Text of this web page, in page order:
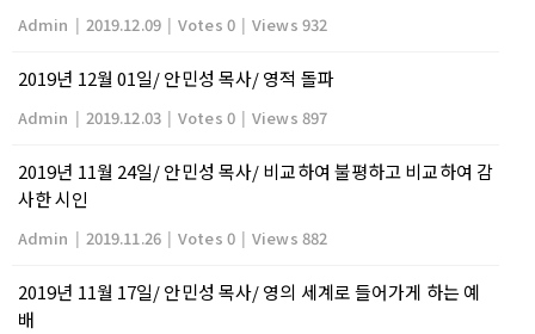
Admin | 2019.12.09 | Votes 0 | Views 932
2019년 12월 01일/ 안민성 목사/ 영적 돌파
Admin | 2019.12.03 | Votes 0 | Views 897
2019년 11월 24일/ 안민성 목사/ 비교하여 불평하고 비교하여 감
사한 시인
Admin | 2019.11.26 | Votes 0 | Views 882
2019년 11월 17일/ 안민성 목사/ 영의 세계로 들어가게 하는 예
배